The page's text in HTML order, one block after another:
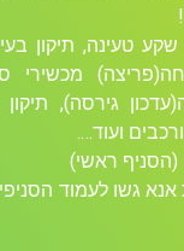
טעינה, תיקון
מכשירי
גירסה),
ראשי)
גשו לעמוד